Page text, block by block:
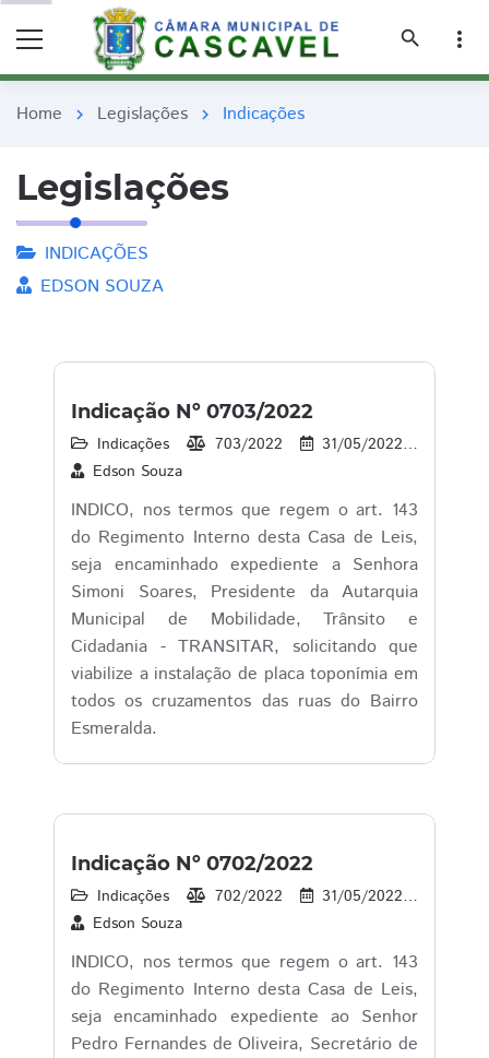
search
more_vert
Home chevron_right Legislações chevron_right Indicações
Legislações
INDICAÇÕES
EDSON SOUZA
Indicação Nº 0703/2022
Indicações 703/2022 31/05/2022
Edson Souza
INDICO, nos termos que regem o art. 143
do Regimento Interno desta Casa de Leis,
seja encaminhado expediente a Senhora
Simoni Soares, Presidente da Autarquia
Municipal de Mobilidade, Trânsito e
Cidadania - TRANSITAR, solicitando que
viabilize a instalação de placa toponímia em
todos os cruzamentos das ruas do Bairro
Esmeralda.
Indicação Nº 0702/2022
Indicações 702/2022 31/05/2022
Edson Souza
INDICO, nos termos que regem o art. 143
do Regimento Interno desta Casa de Leis,
seja encaminhado expediente ao Senhor
Pedro Fernandes de Oliveira, Secretário de